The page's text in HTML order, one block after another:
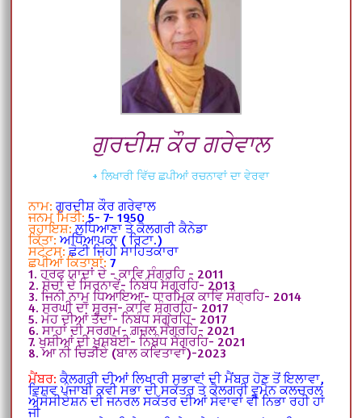
ਗੁਰਦੀਸ਼ ਕੌਰ ਗਰੇਵਾਲ
+ ਲਿਖਾਰੀ ਵਿੱਚ ਛਪੀਆਂ ਰਚਨਾਵਾਂ ਦਾ ਵੇਰਵਾ
ਨਾਮ: ਗੁਰਦੀਸ਼ ਕੌਰ ਗਰੇਵਾਲ
ਜਨਮ ਮਿਤੀ: 5- 7- 1950
ਰਹਾਇਸ਼: ਲੁਧਿਆਣਾ ਤੇ ਕੈਲਗਰੀ ਕੈਨੇਡਾ
ਕਿੱਤਾ: ਅਧਿਆਪਕਾ ( ਰਿਟਾ.)
ਸਟੇਟਸ: ਛੋਟੀ ਜਿਹੀ ਸਾਹਿਤਕਾਰਾ
ਛਪੀਆਂ ਕਿਤਾਬਾਂ: 7
1. ਹਰਫ ਯਾਦਾਂ ਦੇ - ਕਾਵਿ ਸੰਗ੍ਰਹਿ - 2011
2. ਸੋਚਾਂ ਦੇ ਸਿਰਨਾਵੇਂ- ਨਿਬੰਧ ਸੰਗ੍ਰਹਿ- 2013
3. ਜਿਨੀ ਨਾਮੁ ਧਿਆਇਆ- ਧਾਰਮਿਕ ਕਾਵਿ ਸੰਗ੍ਰਹਿ- 2014
4. ਸਰਘੀ ਦਾ ਸੂਰਜ- ਕਾਵਿ ਸੰਗ੍ਰਹਿ- 2017
5. ਮੋਹ ਦੀਆਂ ਤੰਦਾਂ- ਨਿਬੰਧ ਸੰਗ੍ਰਹਿ- 2017
6. ਸਾਹਾਂ ਦੀ ਸਰਗਮ- ਗ਼ਜ਼ਲ ਸੰਗ੍ਰਹਿ- 2021
7. ਖੁਸ਼ੀਆਂ ਦੀ ਖੁਸ਼ਬੋਈ- ਨਿਬੰਧ ਸੰਗ੍ਰਹਿ- 2021
8. ਆ ਨੀ ਚਿੜੀਏ (ਬਾਲ ਕਵਿਤਾਵਾਂ)-2023
ਮੈਂਬਰ: ਕੈਲਗਰੀ ਦੀਆਂ ਲਿਖਾਰੀ ਸਭਾਵਾਂ ਦੀ ਮੈਂਬਰ ਹੋਣ ਤੋਂ ਇਲਾਵਾ,
ਵਿਸ਼ਵ ਪੰਜਾਬੀ ਕਵੀ ਸਭਾ ਦੀ ਸਕੱਤਰ ਤੇ ਕੈਲਗਰੀ ਵੂਮੈਨ ਕਲਚਰਲ
ਐਸੋਸੀਏਸ਼ਨ ਦੀ ਜਨਰਲ ਸਕੱਤਰ ਦੀਆਂ ਸੇਵਾਵਾਂ ਵੀ ਨਿਭਾ ਰਹੀ ਹਾਂ
ਜੀ